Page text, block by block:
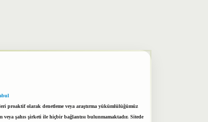
proaktif olarak denetleme veya araştırma yükümlülüğümüz
şahıs şirketi ile hiçbir bağlantısı bulunmamaktadır. Sitede